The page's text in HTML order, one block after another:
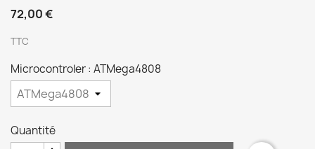
72,00 €
TTC
Microcontroler : ATMega4808
Quantité